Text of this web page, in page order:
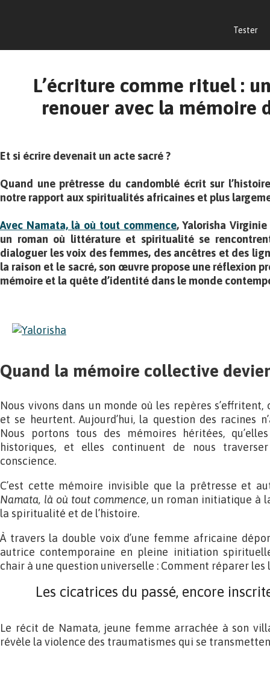
Tester
L’écriture comme rituel :
renouer avec la mémoire
Et si écrire devenait un acte sacré ?
Quand une prêtresse du candomblé écrit sur
notre rapport aux spiritualités africaines et plus
Avec Namata, là où tout commence,Yalorisha
un roman où littérature et spiritualité se
dialoguer les voix des femmes, des ancêtres et des
la raison et le sacré, son œuvre propose une réflexion
mémoire et la quête d’identité dans le monde
Quand la mémoire collective
Nous vivons dans un monde où les repères
et se heurtent. Aujourd’hui, la question des racines
Nous portons tous des mémoires héritées,
historiques, et elles continuent de nous
conscience.
C’est cette mémoire invisible que la prêtresse et
Namata, là où tout commence, un roman initiatique à
la spiritualité et de l’histoire.
À travers la double voix d’une femme africaine
autrice contemporaine en pleine initiation
chair à une question universelle : Comment réparer les
Les cicatrices du passé, encore
Le récit de Namata, jeune femme arrachée à son
révèle la violence des traumatismes qui se